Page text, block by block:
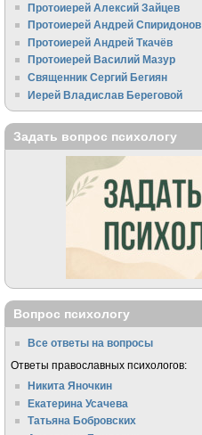
Протоиерей Алексий Зайцев
Протоиерей Андрей Спиридонов
Протоиерей Андрей Ткачёв
Протоиерей Василий Мазур
Священник Сергий Бегиян
Иерей Владислав Береговой
Задать вопрос психологу
Вопрос психологу
Все ответы на вопросы
Ответы православных психологов:
Никита Яночкин
Екатерина Усачева
Татьяна Бобровских